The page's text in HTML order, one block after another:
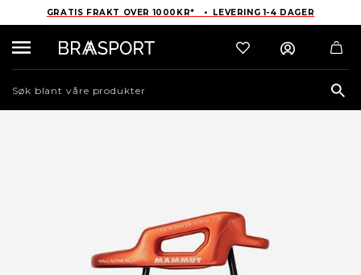
GRATIS FRAKT OVER 1000KR* • LEVERING 1-4 DAGER